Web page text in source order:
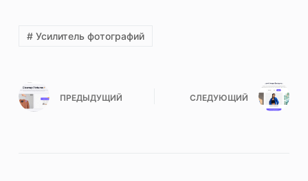
# Усилитель фотографий
ПРЕДЫДУЩИЙ СЛЕДУЮЩИЙ